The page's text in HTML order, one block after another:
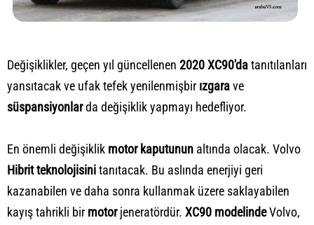
Değişiklikler, geçen yıl güncellenen 2020 XC90'datanıtılanları
yansıtacak ve ufak tefek yenilenmişbir ızgarave
süspansiyonlarda değişiklik yapmayı hedefliyor.
En önemli değişiklik motor kaputunun altında olacak. Volvo
Hibrit teknolojisinitanıtacak. Bu aslında enerjiyi geri
kazanabilen ve daha sonra kullanmak üzere saklayabilen
kayış tahrikli bir motorjeneratördür. XC90 modelindeVolvo,